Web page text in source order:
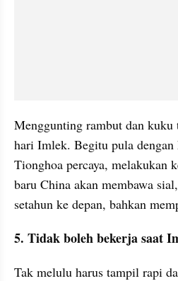
Menggunting rambut dan
hari Imlek. Begitu pula dengan
Tionghoa percaya, melakukan
baru China akan membawa
setahun ke depan, bahkan
5. Tidak boleh bekerja saat
Tak melulu harus tampil rapi